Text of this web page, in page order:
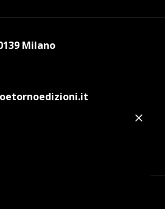
Milano